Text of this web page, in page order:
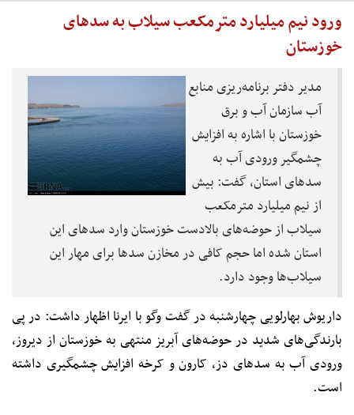
ورود نیم میلیارد مترمکعب سیلاب به سدهای
خوزستان
مدیر دفتر برنامه‌ریزی منابع
آب سازمان آب و برق
خوزستان با اشاره به افزایش
چشمگیر ورودی آب به
سدهای استان، گفت: بیش
از نیم میلیارد مترمکعب
سیلاب از حوضه‌های بالادست خوزستان وارد سدهای این
استان شده اما حجم کافی در مخازن سدها برای مهار این
سیلاب‌ها وجود دارد.
داریوش بهارلویی چهارشنبه در گفت وگو با ایرنا اظهار داشت: در پی
بارندگی‌های شدید در حوضه‌های آبریز منتهی به خوزستان از دیروز،
ورودی آب به سدهای دز، کارون و کرخه افزایش چشمگیری داشته
است.